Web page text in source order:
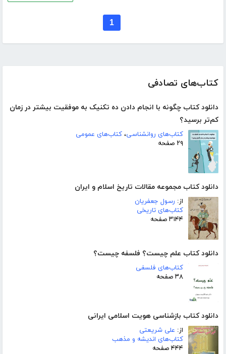
کتاب‌های تصادفی
دانلود کتاب چگونه با انجام دادن ده تکنیک به موفقیت بیشتر در زمان
کم‌تر برسید؟
کتاب‌های روانشناسی، کتاب‌های عمومی
۲۹ صفحه
دانلود کتاب مجموعه مقالات تاریخ اسلام و ایران
از: رسول جعفریان
کتاب‌های تاریخی
۳۱۴۴ صفحه
دانلود کتاب علم چیست؟ فلسفه چیست؟
کتاب‌های فلسفی
۳۸ صفحه
دانلود کتاب بازشناسی هویت اسلامی ایرانی
از: علی شریعتی
کتاب‌های اندیشه و مذهب
۴۴۴ صفحه
1